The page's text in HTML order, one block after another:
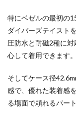
特にベゼルの最初の
ダイバーズテイスト
圧防水と耐磁2種に
心して着用できます。
そしてケース径
感で、優れた装着感
る場面で頼れるパー